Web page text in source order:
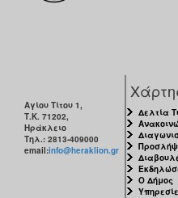
Αγίου Τίτου 1,
Τ.Κ. 71202,
Ηράκλειο
Τηλ.: 2813-409000
email:info@heraklion.gr
Δελτία
Ο Δήμος